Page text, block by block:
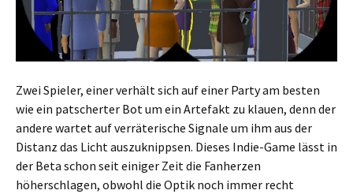
Zwei Spieler, einer verhält sich auf einer Party am besten
wie ein patscherter Bot um ein Artefakt zu klauen, denn der
andere wartet auf verräterische Signale um ihm aus der
Distanz das Licht auszuknippsen. Dieses Indie-Game lässt in
der Beta schon seit einiger Zeit die Fanherzen
höherschlagen, obwohl die Optik noch immer recht